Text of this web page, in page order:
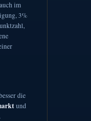
im
3%
die
und